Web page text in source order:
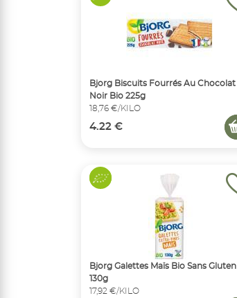
Bjorg Biscuits Fourrés Au Chocolat
Noir Bio 225g
18,76 €/KILO
4.22 €
Bjorg Galettes Maïs Bio Sans Gluten
130g
17,92 €/KILO